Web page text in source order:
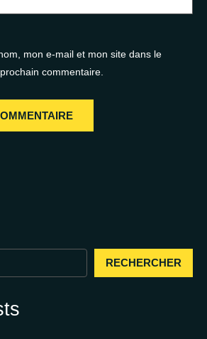
mon e-mail et mon site dans le
commentaire.
RECHERCHER